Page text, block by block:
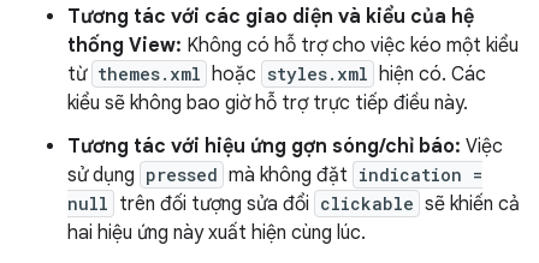
Tương tác với các giao diện và kiểu của hệ
thống View: Không có hỗ trợ cho việc kéo một kiểu
từ themes.xml hoặc styles.xml hiện có. Các
kiểu sẽ không bao giờ hỗ trợ trực tiếp điều này.
Tương tác với hiệu ứng gợn sóng/chỉ báo: Việc
sử dụng pressed mà không đặt indication =
null trên đối tượng sửa đổi clickable sẽ khiến cả
hai hiệu ứng này xuất hiện cùng lúc.